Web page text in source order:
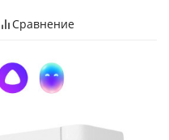
Сравнение